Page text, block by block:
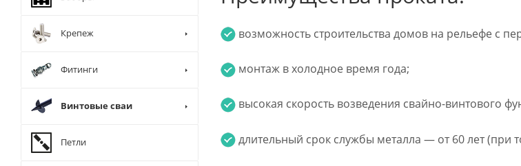
возможность строительства домов на рельефе с
монтаж в холодное время года;
высокая скорость возведения свайно-винтового
длительный срок службы металла — от 60 лет (при
Крепеж
Фитинги
Винтовые сваи
Петли